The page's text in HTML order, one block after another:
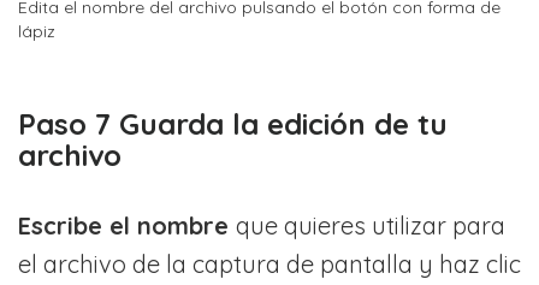
Edita el nombre del archivo pulsando el botón con forma de
lápiz
Paso 7 Guarda la edición de tu
archivo
Escribe el nombre que quieres utilizar para
el archivo de la captura de pantalla y haz clic